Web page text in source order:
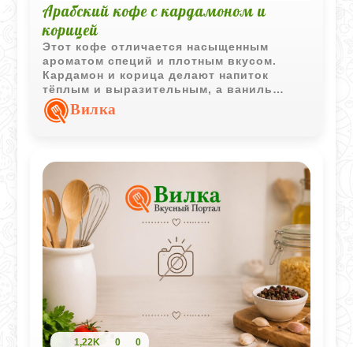
Арабский кофе с кардамоном и
корицей
Этот кофе отличается насыщенным
ароматом специй и плотным вкусом.
Кардамон и корица делают напиток
тёплым и выразительным, а ваниль
смягчает общую композицию и
добавляет лёгкие сладкие оттенки.
Вилка
1,22K 0 0